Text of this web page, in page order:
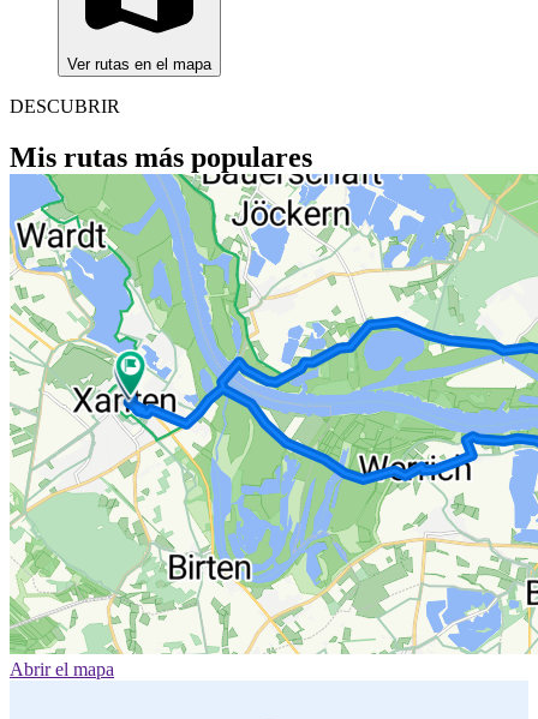
Ver rutas en el mapa
DESCUBRIR
Mis rutas más populares
Abrir el mapa